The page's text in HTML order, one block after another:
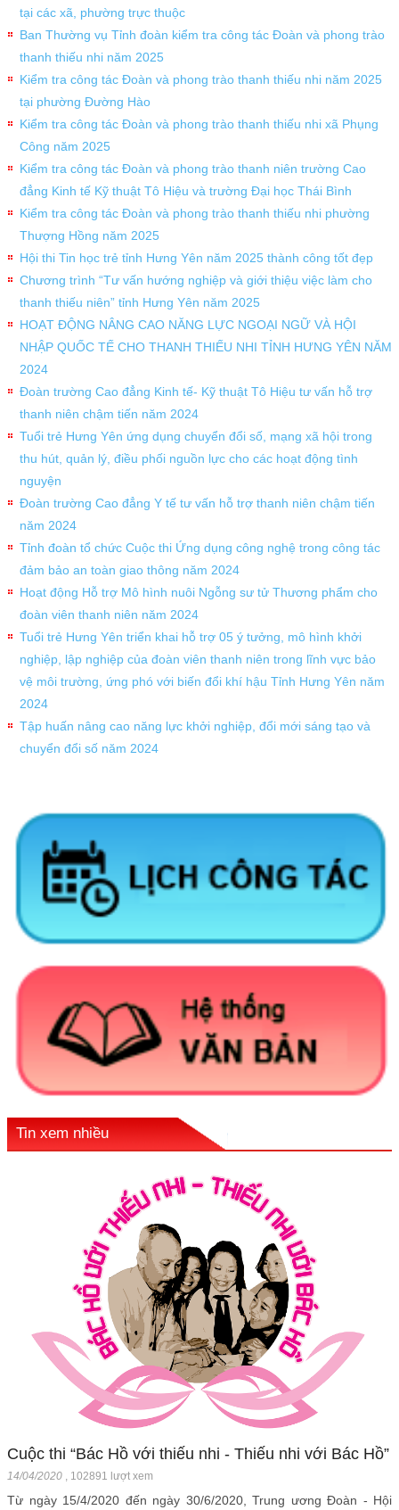
tại các xã, phường trực thuộc
Ban Thường vụ Tỉnh đoàn kiểm tra công tác Đoàn và phong trào
thanh thiếu nhi năm 2025
Kiểm tra công tác Đoàn và phong trào thanh thiếu nhi năm 2025
tại phường Đường Hào
Kiểm tra công tác Đoàn và phong trào thanh thiếu nhi xã Phụng
Công năm 2025
Kiểm tra công tác Đoàn và phong trào thanh niên trường Cao
đẳng Kinh tế Kỹ thuật Tô Hiệu và trường Đại học Thái Bình
Kiểm tra công tác Đoàn và phong trào thanh thiếu nhi phường
Thượng Hồng năm 2025
Hội thi Tin học trẻ tỉnh Hưng Yên năm 2025 thành công tốt đẹp
Chương trình “Tư vấn hướng nghiệp và giới thiệu việc làm cho
thanh thiếu niên” tỉnh Hưng Yên năm 2025
HOẠT ĐỘNG NÂNG CAO NĂNG LỰC NGOẠI NGỮ VÀ HỘI
NHẬP QUỐC TẾ CHO THANH THIẾU NHI TỈNH HƯNG YÊN NĂM
2024
Đoàn trường Cao đẳng Kinh tế- Kỹ thuật Tô Hiệu tư vấn hỗ trợ
thanh niên chậm tiến năm 2024
Tuổi trẻ Hưng Yên ứng dụng chuyển đổi số, mạng xã hội trong
thu hút, quản lý, điều phối nguồn lực cho các hoạt động tình
nguyện
Đoàn trường Cao đẳng Y tế tư vấn hỗ trợ thanh niên chậm tiến
năm 2024
Tỉnh đoàn tổ chức Cuộc thi Ứng dụng công nghệ trong công tác
đảm bảo an toàn giao thông năm 2024
Hoạt động Hỗ trợ Mô hình nuôi Ngỗng sư tử Thương phẩm cho
đoàn viên thanh niên năm 2024
Tuổi trẻ Hưng Yên triển khai hỗ trợ 05 ý tưởng, mô hình khởi
nghiệp, lập nghiệp của đoàn viên thanh niên trong lĩnh vực bảo
vệ môi trường, ứng phó với biến đổi khí hậu Tỉnh Hưng Yên năm
2024
Tập huấn nâng cao năng lực khởi nghiệp, đổi mới sáng tạo và
chuyển đổi số năm 2024
Tin xem nhiều
Cuộc thi “Bác Hồ với thiếu nhi - Thiếu nhi với Bác Hồ”
14/04/2020 102891 lượt xem
Từ ngày 15/4/2020 đến ngày 30/6/2020, Trung ương Đoàn - Hội